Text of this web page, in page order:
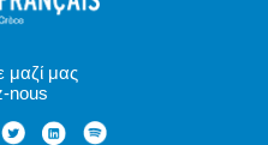
μαζί μας
nous